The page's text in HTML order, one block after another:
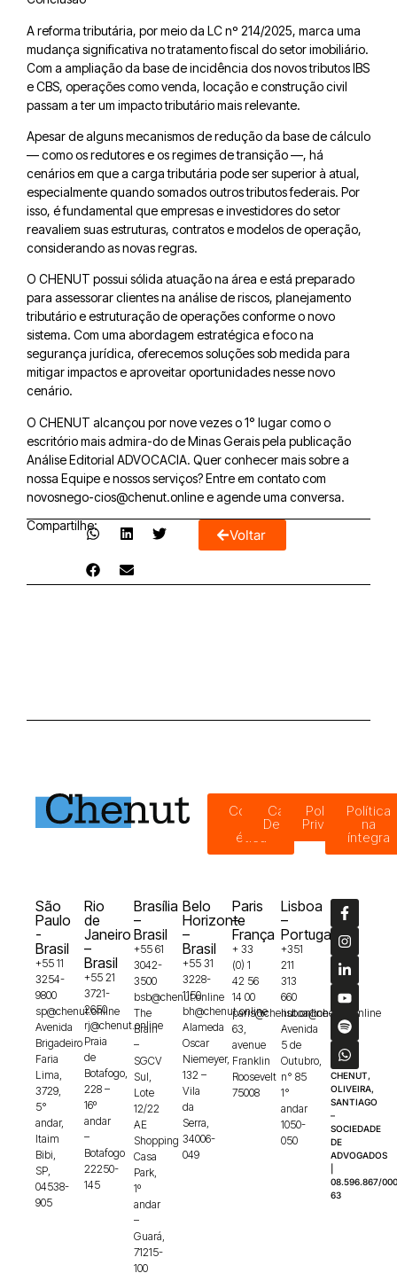
A reforma tributária, por meio da LC nº 214/2025, marca uma
mudança significativa no tratamento fiscal do setor imobiliário.
Com a ampliação da base de incidência dos novos tributos IBS
e CBS, operações como venda, locação e construção civil
passam a ter um impacto tributário mais relevante.
Apesar de alguns mecanismos de redução da base de cálculo
— como os redutores e os regimes de transição —, há
cenários em que a carga tributária pode ser superior à atual,
especialmente quando somados outros tributos federais. Por
isso, é fundamental que empresas e investidores do setor
reavaliem suas estruturas, contratos e modelos de operação,
considerando as novas regras.
O CHENUT possui sólida atuação na área e está preparado
para assessorar clientes na análise de riscos, planejamento
tributário e estruturação de operações conforme o novo
sistema. Com uma abordagem estratégica e foco na
segurança jurídica, oferecemos soluções sob medida para
mitigar impactos e aproveitar oportunidades nesse novo
cenário.
O CHENUT alcançou por nove vezes o 1° lugar como o
escritório mais admira-do de Minas Gerais pela publicação
Análise Editorial ADVOCACIA. Quer conhecer mais sobre a
nossa Equipe e nossos serviços? Entre em contato com
novosnego-cios@chenut.online e agende uma conversa.
Compartilhe:
Voltar
Código
ética
Canal de
Denúncias
Política de
Privacidade
Política
na
íntegra
São
Paulo
-
Brasil
+55 11
3254-
9800
sp@chenut.online
Avenida
Brigadeiro
Faria
Lima,
3729,
5°
andar,
Itaim
Bibi,
SP,
04538-
905
Rio
de
Janeiro
–
Brasil
+55 21
3721-
2650
rj@chenut.online
Praia
de
Botafogo,
228 –
16º
andar
–
Botafogo
22250-
145
Brasília
–
Brasil
+55 61
3042-
3500
bsb@chenut.online
The
Brain
–
SGCV
Sul,
Lote
12/22
AE
Shopping
Casa
Park,
1º
andar
–
Guará,
71215-
100
Belo
Horizonte
–
Brasil
+55 31
3228-
1150
bh@chenut.online
Alameda
Oscar
Niemeyer,
132 –
Vila
da
Serra,
34006-
049
Paris
–
França
+ 33
(0) 1
42 56
14 00
paris@chenut.online
63,
avenue
Franklin
Roosevelt
75008
Lisboa
–
Portugal
+351
211
313
660
lisboa@chenut.online
Avenida
5 de
Outubro,
n° 85
1°
andar
1050-
050
CHENUT,
OLIVEIRA,
SANTIAGO
–
SOCIEDADE
DE
ADVOGADOS
08.596.867/
63